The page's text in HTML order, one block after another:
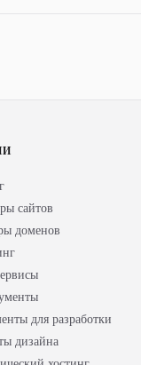
сайтов
доменов
для разработки
дизайна